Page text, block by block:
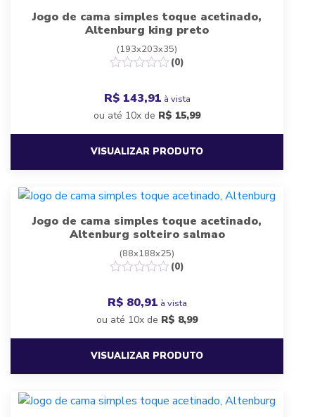
Jogo de cama simples toque acetinado,
Altenburg king preto
(193x203x35)
(0)
R$ 143,91 à vista
ou até 10x de R$ 15,99
VISUALIZAR PRODUTO
Jogo de cama simples toque acetinado,
Altenburg solteiro salmao
(88x188x25)
(0)
R$ 80,91 à vista
ou até 10x de R$ 8,99
VISUALIZAR PRODUTO